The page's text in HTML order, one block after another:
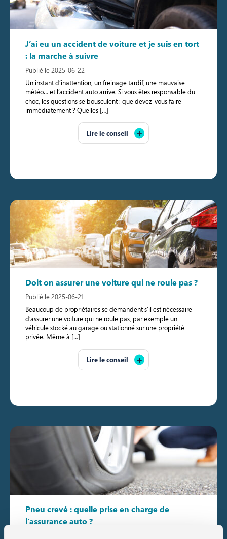
J’ai eu un accident de voiture et je suis en tort
: la marche à suivre
Publié le 2025-06-22
Un instant d’inattention, un freinage tardif, une mauvaise
météo… et l’accident auto arrive. Si vous êtes responsable du
choc, les questions se bousculent : que devez-vous faire
immédiatement ? Quelles […]
Lire le conseil
Doit on assurer une voiture qui ne roule pas ?
Publié le 2025-06-21
Beaucoup de propriétaires se demandent s’il est nécessaire
d’assurer une voiture qui ne roule pas, par exemple un
véhicule stocké au garage ou stationné sur une propriété
privée. Même à […]
Lire le conseil
Pneu crevé : quelle prise en charge de
l’assurance auto ?